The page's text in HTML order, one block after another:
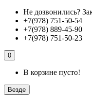
Не дозвонились?
+7(978) 751-50-54
+7(978) 889-45-90
+7(978) 751-50-23
0
В корзине пусто!
Везде